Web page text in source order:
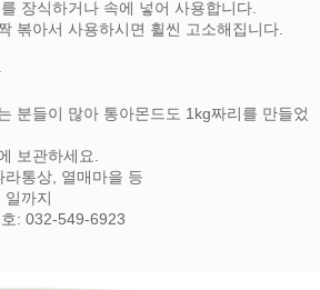
장식하거나 속에 넣어 사용합니다.
볶아서 사용하시면 휠씬 고소해집니다.
분들이 많아 통아몬드도 1kg짜리를 만들었
보관하세요.
통상, 열매마을 등
까지
: 032-549-6923